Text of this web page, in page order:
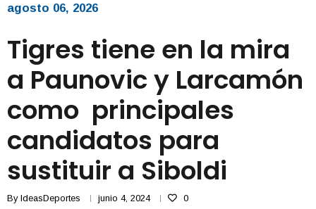
agosto 06, 2026
Tigres tiene en la mira
a Paunovic y Larcamón
como principales
candidatos para
sustituir a Siboldi
By IdeasDeportes junio 4, 2024 0